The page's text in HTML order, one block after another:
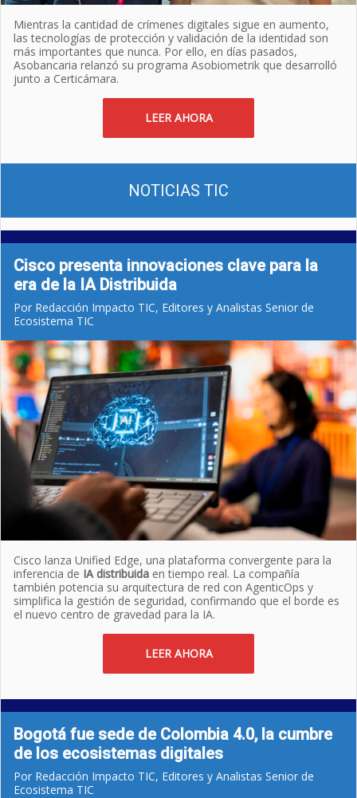
Mientras la cantidad de crímenes digitales sigue en aumento,
las tecnologías de protección y validación de la identidad son
más importantes que nunca. Por ello, en días pasados,
Asobancaria relanzó su programa Asobiometrik que desarrolló
junto a Certicámara.
LEER AHORA
NOTICIAS TIC
Cisco presenta innovaciones clave para la
era de la IA Distribuida
Por Redacción Impacto TIC, Editores y Analistas Senior de
Ecosistema TIC
Cisco lanza Unified Edge, una plataforma convergente para la
inferencia de IA distribuida en tiempo real. La compañía
también potencia su arquitectura de red con AgenticOps y
simplifica la gestión de seguridad, confirmando que el borde es
el nuevo centro de gravedad para la IA.
LEER AHORA
Bogotá fue sede de Colombia 4.0, la cumbre
de los ecosistemas digitales
Por Redacción Impacto TIC, Editores y Analistas Senior de
Ecosistema TIC